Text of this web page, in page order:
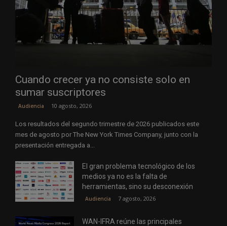
Cuando crecer ya no consiste solo en
sumar suscriptores
Audiencia 10 agosto, 2026
Los resultados del segundo trimestre de 2026 publicados este
mes de agosto por The New York Times Company, junto con la
presentación entregada a...
El gran problema tecnológico de los
medios ya no es la falta de
herramientas, sino su desconexión
Audiencia 7 agosto, 2026
WAN-IFRA reúne las principales